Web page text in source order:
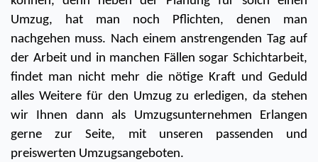
Umzug, hat man noch Pflichten, denen man
nachgehen muss. Nach einem anstrengenden Tag auf
der Arbeit und in manchen Fällen sogar Schichtarbeit,
findet man nicht mehr die nötige Kraft und Geduld
alles Weitere für den Umzug zu erledigen, da stehen
wir Ihnen dann als Umzugsunternehmen Erlangen
gerne zur Seite, mit unseren passenden und
preiswerten Umzugsangeboten.